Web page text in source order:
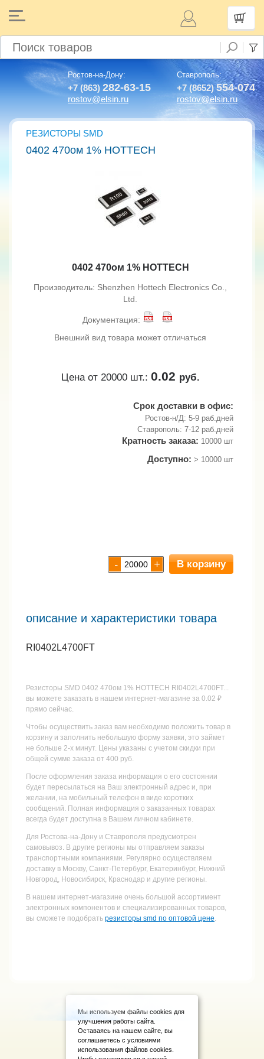
Ростов-на-Дону:
+7 (863) 282-63-15
rostov@elsin.ru
Ставрополь:
+7 (8652)554-074
rostov@elsin.ru
РЕЗИСТОРЫ SMD
0402 470ом 1% HOTTECH
0402 470ом 1% HOTTECH
Производитель: Shenzhen Hottech Electronics Co.,
Ltd.
Документация:
Внешний вид товара может отличаться
Цена от 20000 шт.: 0.02 руб.
Срок доставки в офис:
Ростов-н/Д: 5-9 раб.дней
Ставрополь: 7-12 раб.дней
Кратность заказа: 10000 шт
Доступно: > 10000 шт
+
- В корзину
описание и характеристики товара
RI0402L4700FT
Резисторы SMD 0402 470ом 1% HOTTECH RI0402L4700FT...
вы можете заказать в нашем интернет-магазине за 0.02 ₽
прямо сейчас.
Чтобы осуществить заказ вам необходимо положить товар в
корзину и заполнить небольшую форму заявки, это займет
не больше 2-х минут. Цены указаны с учетом скидки при
общей сумме заказа от 400 руб.
После оформления заказа информация о его состоянии
будет пересылаться на Ваш электронный адрес и, при
желании, на мобильный телефон в виде коротких
сообщений. Полная информация о заказанных товарах
всегда будет доступна в Вашем личном кабинете.
Для Ростова-на-Дону и Ставрополя предусмотрен
самовывоз. В другие регионы мы отправляем заказы
транспортными компаниями. Регулярно осуществляем
доставку в Москву, Санкт-Петербург, Екатеринбург, Нижний
Новгород, Новосибирск, Краснодар и другие регионы.
В нашем интернет-магазине очень большой ассортимент
электронных компонентов и специализированных товаров,
вы сможете подобрать резисторы smd по оптовой цене
Мы используем файлы cookies для
улучшения работы сайта.
Оставаясь на нашем сайте, вы
соглашаетесь с условиями
использования файлов cookies.